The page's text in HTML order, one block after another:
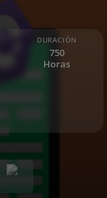
DURACIÓN
750
Horas